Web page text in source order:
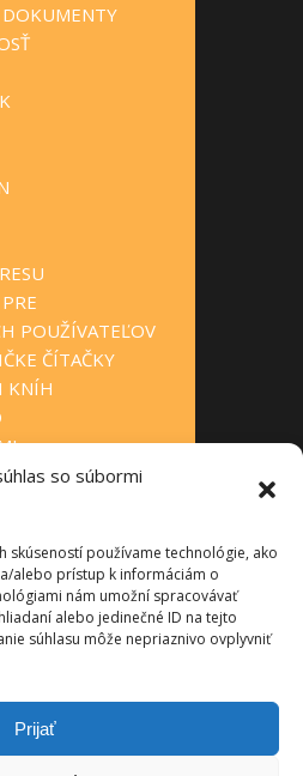
so súbormi
skúseností používame technológie, ako
alebo prístup k informáciám o
nám umožní spracovávať
alebo jedinečné ID na tejto
súhlasu môže nepriaznivo ovplyvniť
Prijať
POUŽÍVATEĽOV
ČÍTAČKY
KNÍH
KNIŽNICIACH
KNIŽNÍC